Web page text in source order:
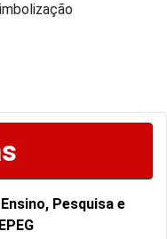
Pesquisa e